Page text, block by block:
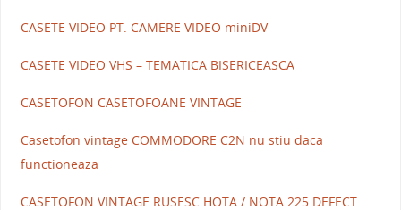
CASETE VIDEO PT. CAMERE VIDEO miniDV
CASETE VIDEO VHS – TEMATICA BISERICEASCA
CASETOFON CASETOFOANE VINTAGE
Casetofon vintage COMMODORE C2N nu stiu daca
functioneaza
CASETOFON VINTAGE RUSESC HOTA / NOTA 225 DEFECT